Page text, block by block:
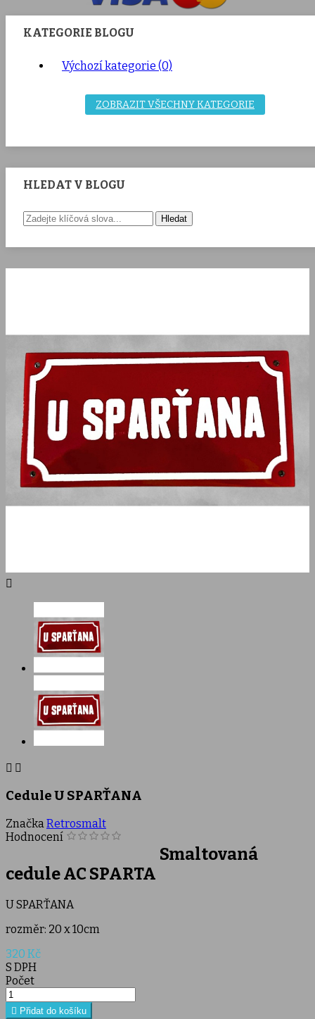
KATEGORIE BLOGU
Výchozí kategorie (0)
ZOBRAZIT VŠECHNY KATEGORIE
HLEDAT V BLOGU

 
Cedule U SPARŤANA
ZnačkaRetrosmalt
Hodnocení
Smaltovaná
cedule AC SPARTA
U SPARŤANA
rozměr: 20 x 10cm
320 Kč
S DPH
Počet
 Přidat do košíku